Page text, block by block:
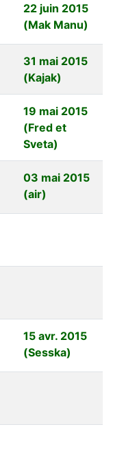
22 juin 2015
(Mak Manu)
31 mai 2015
(Kajak)
19 mai 2015
(Fred et
Sveta)
03 mai 2015
(air)
15 avr. 2015
(Sesska)